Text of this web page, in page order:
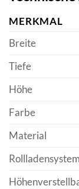
MERKMAL
Breite
Tiefe
Höhe
Farbe
Material
Rollladensystem